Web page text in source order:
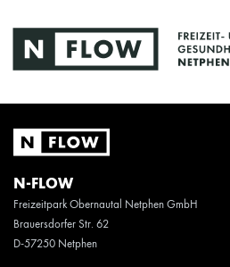
N-FLOW
Freizeitpark Obernautal Netphen GmbH
Brauersdorfer Str. 62
D-57250 Netphen